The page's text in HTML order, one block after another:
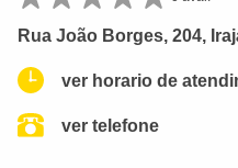
Rua João Borges, 204,
ver horario de
ver telefone